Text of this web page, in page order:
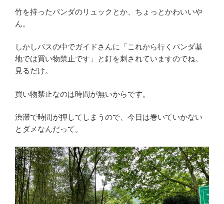
竹を持ったパンダのリュックとか、ちょっとかわいいや
ん。
しかしバスの中でガイドさんに「これから行くパンダ基
地では買い物禁止です」と釘を刺されていますのでね。
見るだけ。
買い物禁止なのは時間が無いからです。
渋滞で時間が押してしまうので、今日は巻いていかない
とダメなんだって。